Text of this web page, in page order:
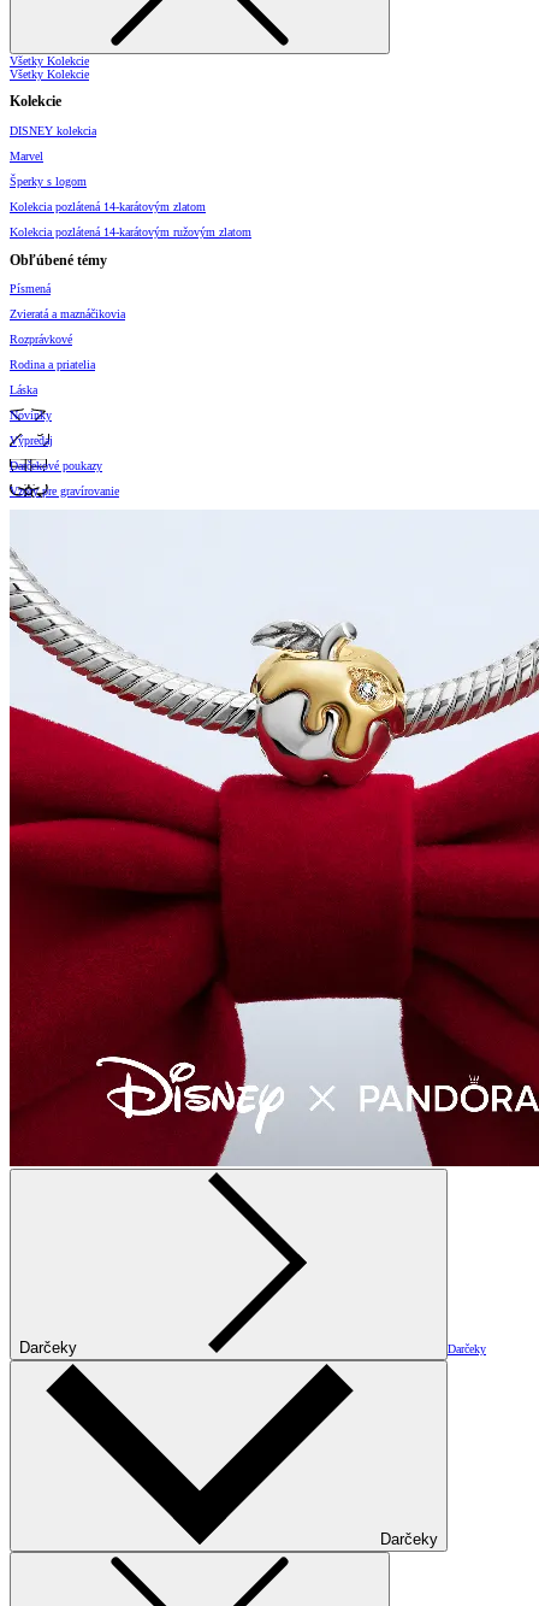
Všetky Kolekcie
Všetky Kolekcie
Kolekcie
DISNEY kolekcia
Marvel
Šperky s logom
Kolekcia pozlátená 14-karátovým zlatom
Kolekcia pozlátená 14-karátovým ružovým zlatom
Obľúbené témy
Písmená
Zvieratá a maznáčikovia
Rozprávkové
Rodina a priatelia
Láska
Novinky
Výpredaj
Darčekové poukazy
Vzory pre gravírovanie
Darčeky Darčeky
Darčeky